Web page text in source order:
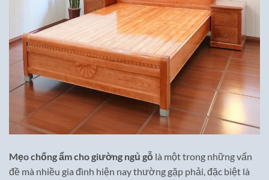
Mẹo chống ẩm cho giường ngủ gỗ là một trong những vấn
đề mà nhiều gia đình hiện nay thường gặp phải, đặc biệt là